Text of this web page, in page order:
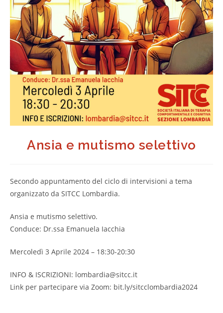
Ansia e mutismo selettivo
Secondo appuntamento del ciclo di intervisioni a tema
organizzato da SITCC Lombardia.
Ansia e mutismo selettivo.
Conduce: Dr.ssa Emanuela Iacchia
Mercoledì 3 Aprile 2024 – 18:30-20:30
INFO & ISCRIZIONI: lombardia@sitcc.it
Link per partecipare via Zoom: bit.ly/sitcclombardia2024